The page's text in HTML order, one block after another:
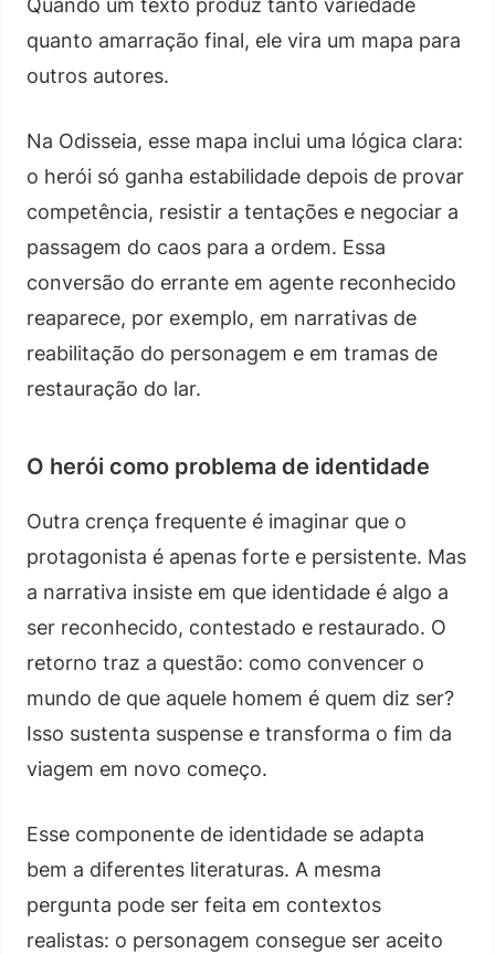
Quando um texto produz tanto variedade
quanto amarração final, ele vira um mapa para
outros autores.
Na Odisseia, esse mapa inclui uma lógica clara:
o herói só ganha estabilidade depois de provar
competência, resistir a tentações e negociar a
passagem do caos para a ordem. Essa
conversão do errante em agente reconhecido
reaparece, por exemplo, em narrativas de
reabilitação do personagem e em tramas de
restauração do lar.
O herói como problema de identidade
Outra crença frequente é imaginar que o
protagonista é apenas forte e persistente. Mas
a narrativa insiste em que identidade é algo a
ser reconhecido, contestado e restaurado. O
retorno traz a questão: como convencer o
mundo de que aquele homem é quem diz ser?
Isso sustenta suspense e transforma o fim da
viagem em novo começo.
Esse componente de identidade se adapta
bem a diferentes literaturas. A mesma
pergunta pode ser feita em contextos
realistas: o personagem consegue ser aceito